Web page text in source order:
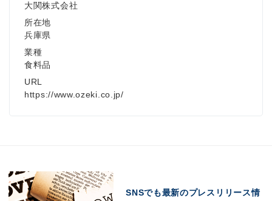
大関株式会社
所在地
兵庫県
業種
食料品
URL
https://www.ozeki.co.jp/
SNSでも最新のプレスリリース情